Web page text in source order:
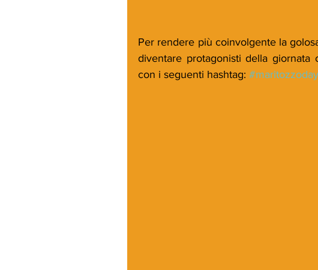
Per rendere più coinvolgente la
diventare protagonisti della
con i seguenti hashtag: